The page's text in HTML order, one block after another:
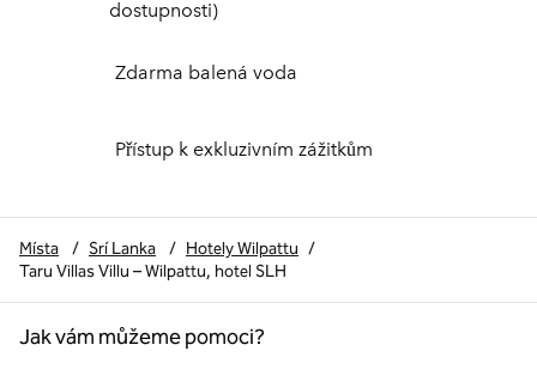
dostupnosti)
Zdarma balená voda
Přístup k exkluzivním zážitkům
Místa / Srí Lanka / Hotely Wilpattu /
Taru Villas Villu – Wilpattu, hotel SLH
Jak vám můžeme pomoci?